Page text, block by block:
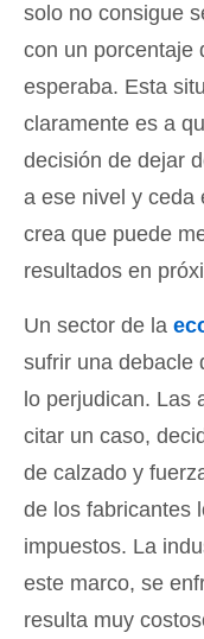
solo no consigue
con un porcentaje
esperaba. Esta
claramente es a
decisión de dejar
a ese nivel y ceda
crea que puede
resultados en
Un sector de la
sufrir una debacle
lo perjudican. Las
citar un caso,
de calzado y
de los fabricantes
impuestos. La
este marco, se
resulta muy